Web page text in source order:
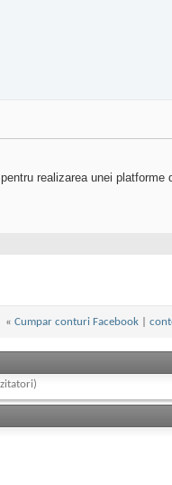
realizarea unei
« Cumpar conturi Facebook